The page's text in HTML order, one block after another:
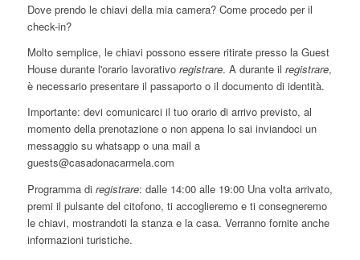
Dove prendo le chiavi della mia camera? Come procedo per il
check-in?
Molto semplice, le chiavi possono essere ritirate presso la Guest
House durante l'orario lavorativo registrare. A durante il registrare,
è necessario presentare il passaporto o il documento di identità.
Importante: devi comunicarci il tuo orario di arrivo previsto, al
momento della prenotazione o non appena lo sai inviandoci un
messaggio su whatsapp o una mail a
guests@casadonacarmela.com
Programma di registrare: dalle 14:00 alle 19:00 Una volta arrivato,
premi il pulsante del citofono, ti accoglieremo e ti consegneremo
le chiavi, mostrandoti la stanza e la casa. Verranno fornite anche
informazioni turistiche.